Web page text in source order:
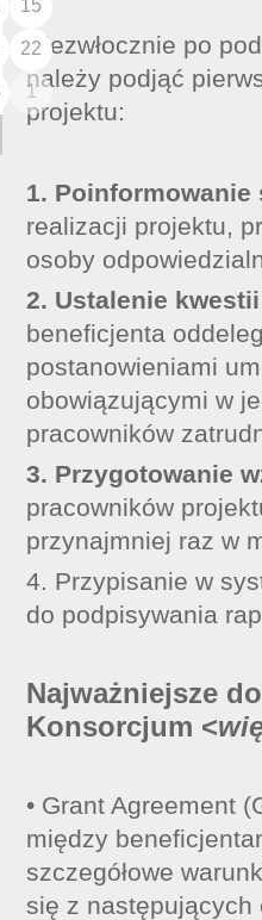
15
22
1
Niezwłocznie po
należy podjąć
projektu:
1.
realizacji projektu,
osoby
2. Ustalenie
beneficjenta
postanowieniami
obowiązującymi w
pracowników
3. Przygotowanie
pracowników
przynajmniej raz w
4. Przypisanie w
do podpisywania
Najważniejsze
Konsorcjum <
• Grant Agreement
między
szczegółowe
się z następujących